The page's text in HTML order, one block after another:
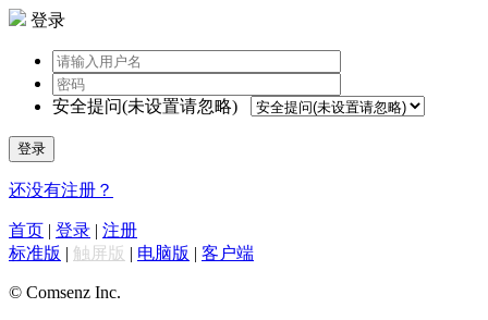
登录
安全提问(未设置请忽略)
登录
还没有注册？
首页 | 登录 | 注册
标准版 | 触屏版 | 电脑版 | 客户端
© Comsenz Inc.